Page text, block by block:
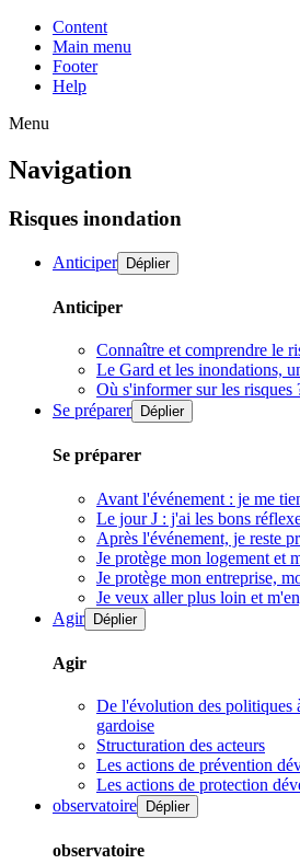
Content
Main menu
Footer
Help
Menu
Navigation
Risques inondation
Anticiper Déplier
Anticiper
Connaître et comprendre le
Le Gard et les inondations,
Où s'informer sur les risques
Se préparer
Déplier
Se préparer
Avant l'événement : je me
Le jour J : j'ai les bons
Après l'événement, je reste
Je protège mon logement et
Je protège mon entreprise,
Je veux aller plus loin et
Agir Déplier
Agir
De l'évolution des politiques
gardoise
Structuration des acteurs
Les actions de prévention
Les actions de protection
observatoire
Déplier
observatoire